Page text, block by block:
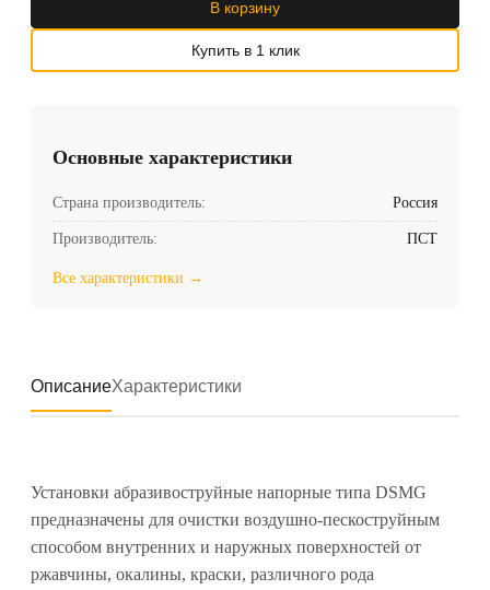
В корзину
Купить в 1 клик
Основные характеристики
Страна производитель: Россия
Производитель: ПСТ
Все характеристики →
ОписаниеХарактеристики
Установки абразивоструйные напорные типа DSMG
предназначены для очистки воздушно-пескоструйным
способом внутренних и наружных поверхностей от
ржавчины, окалины, краски, различного рода